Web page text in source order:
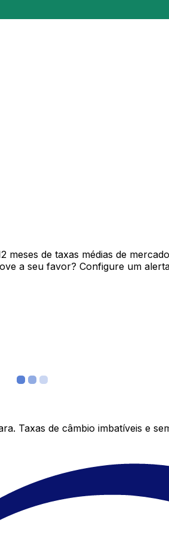
de taxas médias de
a seu favor? Configure um
Taxas de câmbio imbatíveis e